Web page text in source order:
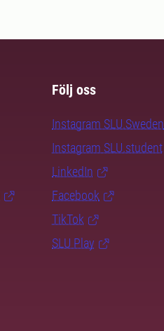
Följ oss
Instagram SLU.Sweden
Instagram SLU.student
LinkedIn
Facebook
TikTok
SLU Play